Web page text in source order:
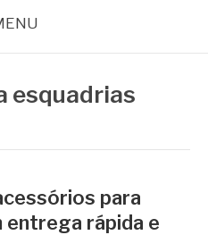
esquadrias
para
entrega rápida e